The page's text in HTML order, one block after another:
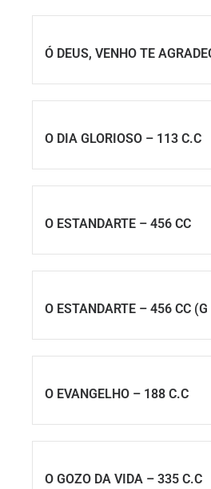
Ó DEUS, VENHO TE
O DIA GLORIOSO – 113 C.C
O ESTANDARTE – 456 CC
O ESTANDARTE – 456 CC
O EVANGELHO – 188 C.C
O GOZO DA VIDA – 335 C.C